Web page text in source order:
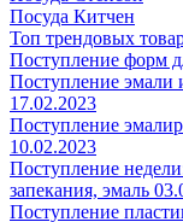
Посуда Китчен
Топ трендовых
Поступление форм
Поступление эмали
17.02.2023
Поступление
10.02.2023
Поступление
запекания, эмаль
Поступление